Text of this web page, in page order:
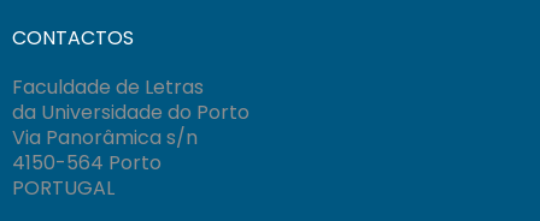
CONTACTOS
Faculdade de Letras
da Universidade do Porto
Via Panorâmica s/n
4150-564 Porto
PORTUGAL